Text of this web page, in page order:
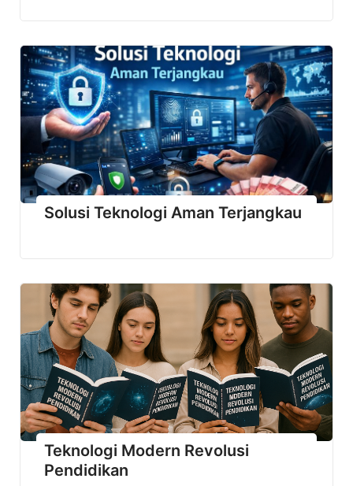
Solusi Teknologi Aman Terjangkau
Teknologi Modern Revolusi
Pendidikan